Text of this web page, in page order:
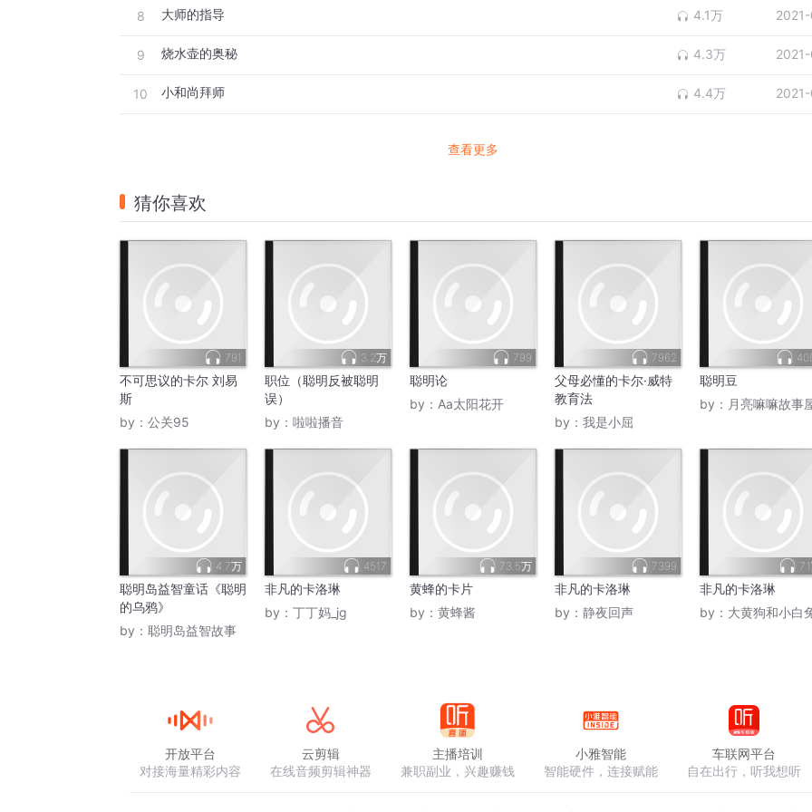
8 大师的指导 4.1万
9 烧水壶的奥秘 4.3万
10 小和尚拜师 4.4万
查看更多
猜你喜欢
791
不可思议的卡尔 刘易
斯
by： 公关95
3.2万
职位（聪明反被聪明
误）
by： 啦啦播音
799
聪明论
by： Aa太阳花开
7962
父母必懂的卡尔·威特
教育法
by： 我是小屈
聪明豆
by： 月亮嘛嘛故事
4.7万
聪明岛益智童话《聪明
的乌鸦》
by： 聪明岛益智故事
4517
非凡的卡洛琳
by： 丁丁妈_jg
73.5万
黄蜂的卡片
by： 黄蜂酱
7399
非凡的卡洛琳
by： 静夜回声
非凡的卡洛琳
by： 大黄狗和小白
开放平台
对接海量精彩内容
云剪辑
在线音频剪辑神器
主播培训
兼职副业，兴趣赚钱
小雅智能
智能硬件，连接赋能
车联网平台
自在出行，听我想听